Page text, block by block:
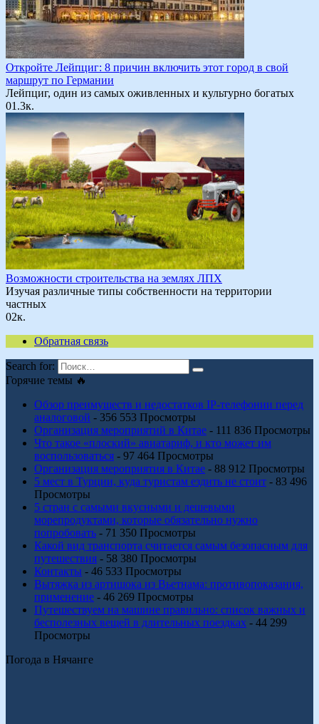
Откройте Лейпциг: 8 причин включить этот город в свой
маршрут по Германии
Лейпциг, один из самых оживленных и культурно богатых
01.3к.
Возможности строительства на землях ЛПХ
Изучая различные типы собственности на территории
частных
02к.
Обратная связь
Search for:
Горячие темы 🔥
Обзор преимуществ и недостатков IP-телефонии перед
аналоговой - 356 553 Просмотры
Организация мероприятий в Китае - 111 836 Просмотры
Что такое «плоский» авиатариф, и кто может им
воспользоваться - 97 464 Просмотры
Организация мероприятия в Китае - 88 912 Просмотры
5 мест в Турции, куда туристам ездить не стоит - 83 496
Просмотры
5 стран с самыми вкусными и дешевыми
морепродуктами, которые обязательно нужно
попробовать - 71 350 Просмотры
Какой вид транспорта считается самым безопасным для
путешествия - 58 380 Просмотры
Контакты - 46 533 Просмотры
Вытяжка из артишока из Вьетнама: противопоказания,
применение - 46 269 Просмотры
Путешествуем на машине правильно: список важных и
бесполезных вещей в длительных поездках - 44 299
Просмотры
Погода в Нячанге